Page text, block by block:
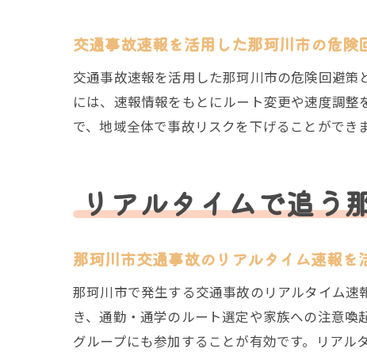
福
事
交通事故速報を活用した那珂川市の危険
交通事故速報を活用した那珂川市の危険回避
には、速報情報をもとにルート変更や速度調
で、地域全体で事故リスクを下げることができま
リアルタイムで追う
那珂川市交通事故のリアルタイム速報を
那珂川市で発生する交通事故のリアルタイム
き、通勤・通学のルート選定や家族への注意
グループにも参加することが有効です。リアル